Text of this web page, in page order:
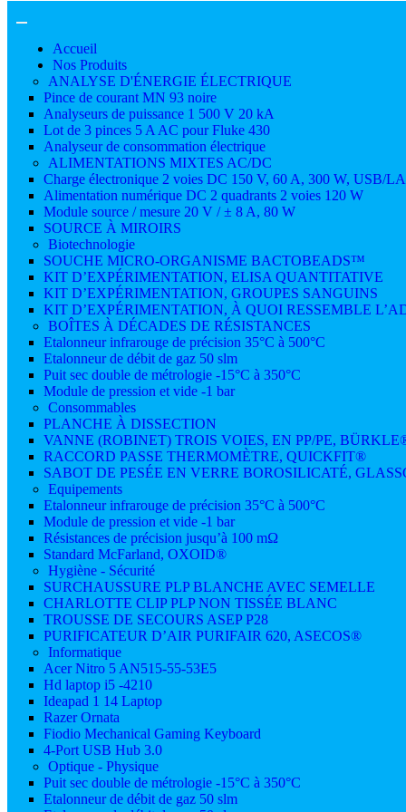
Accueil
Nos Produits
ANALYSE D'ÉNERGIE ÉLECTRIQUE
Pince de courant MN 93 noire
Analyseurs de puissance 1 500 V 20 kA
Lot de 3 pinces 5 A AC pour Fluke 430
Analyseur de consommation électrique
ALIMENTATIONS MIXTES AC/DC
Charge électronique 2 voies DC 150 V, 60 A, 300 W, USB/
Alimentation numérique DC 2 quadrants 2 voies 120 W
Module source / mesure 20 V / ± 8 A, 80 W
SOURCE À MIROIRS
Biotechnologie
SOUCHE MICRO-ORGANISME BACTOBEADS™
KIT D’EXPÉRIMENTATION, ELISA QUANTITATIVE
KIT D’EXPÉRIMENTATION, GROUPES SANGUINS
KIT D’EXPÉRIMENTATION, À QUOI RESSEMBLE
BOÎTES À DÉCADES DE RÉSISTANCES
Etalonneur infrarouge de précision 35°C à 500°C
Etalonneur de débit de gaz 50 slm
Puit sec double de métrologie -15°C à 350°C
Module de pression et vide -1 bar
Consommables
PLANCHE À DISSECTION
VANNE (ROBINET) TROIS VOIES, EN PP/PE,
RACCORD PASSE THERMOMÈTRE, QUICKFIT®
SABOT DE PESÉE EN VERRE BOROSILICATÉ,
Equipements
Etalonneur infrarouge de précision 35°C à 500°C
Module de pression et vide -1 bar
Résistances de précision jusqu’à 100 mΩ
Standard McFarland, OXOID®
Hygiène - Sécurité
SURCHAUSSURE PLP BLANCHE AVEC SEMELLE
CHARLOTTE CLIP PLP NON TISSÉE BLANC
TROUSSE DE SECOURS ASEP P28
PURIFICATEUR D’AIR PURIFAIR 620, ASECOS®
Informatique
Acer Nitro 5 AN515-55-53E5
Hd laptop i5 -4210
Ideapad 1 14 Laptop
Razer Ornata
Fiodio Mechanical Gaming Keyboard
4-Port USB Hub 3.0
Optique - Physique
Puit sec double de métrologie -15°C à 350°C
Etalonneur de débit de gaz 50 slm